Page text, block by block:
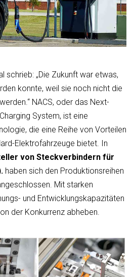
schrieb: „Die Zukunft war etwas,
konnte, weil sie noch nicht die
NACS, oder das Next-
System, ist eine
die eine Reihe von Vorteilen
Elektrofahrzeuge bietet. In
von Steckverbindern für
haben sich den Produktionsreihen
Mit starken
und Entwicklungskapazitäten
der Konkurrenz abheben.